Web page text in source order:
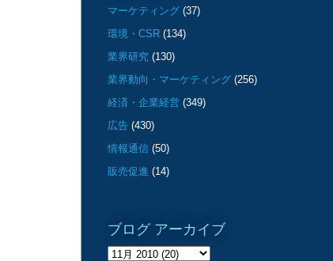
マーケティング (37)
環境・CSR (134)
業界研究 (130)
業界動向・マーケティング (256)
経済・企業経営 (349)
広告 (430)
情報通信 (50)
販売促進 (14)
ブログ アーカイブ